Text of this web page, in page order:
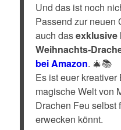
Und das ist noch
Passend zur neuen
auch dasexklusive
Weihnachts-
bei Amazon. 🎄📚
Es ist euer
magische Welt von
Drachen Feu selbst
erwecken könnt.